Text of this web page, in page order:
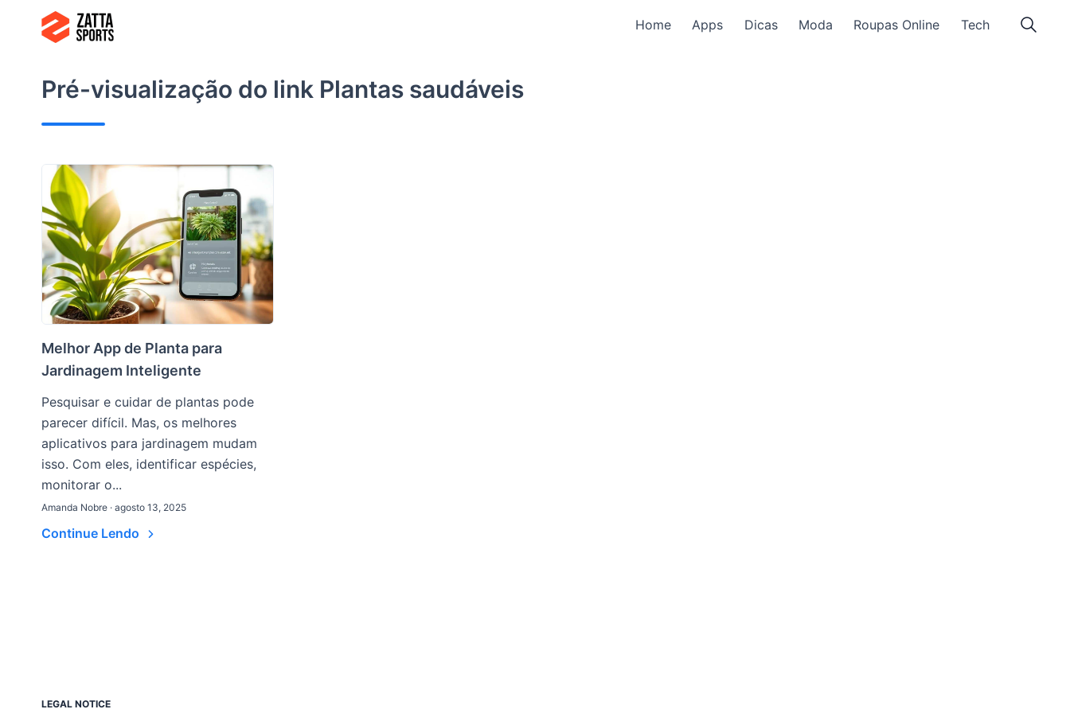
conteúdo
Home Apps Dicas Moda Roupas Online Tech
Pré-visualização do link Plantas saudáveis
Melhor App de Planta para
Jardinagem Inteligente
Pesquisar e cuidar de plantas pode
parecer difícil. Mas, os melhores
aplicativos para jardinagem mudam
isso. Com eles, identificar espécies,
monitorar o...
Amanda Nobre · agosto 13, 2025
Continue Lendo
LEGAL NOTICE